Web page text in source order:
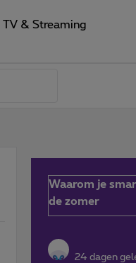
TV & Streaming
Waarom je
de zomer
24 dagen